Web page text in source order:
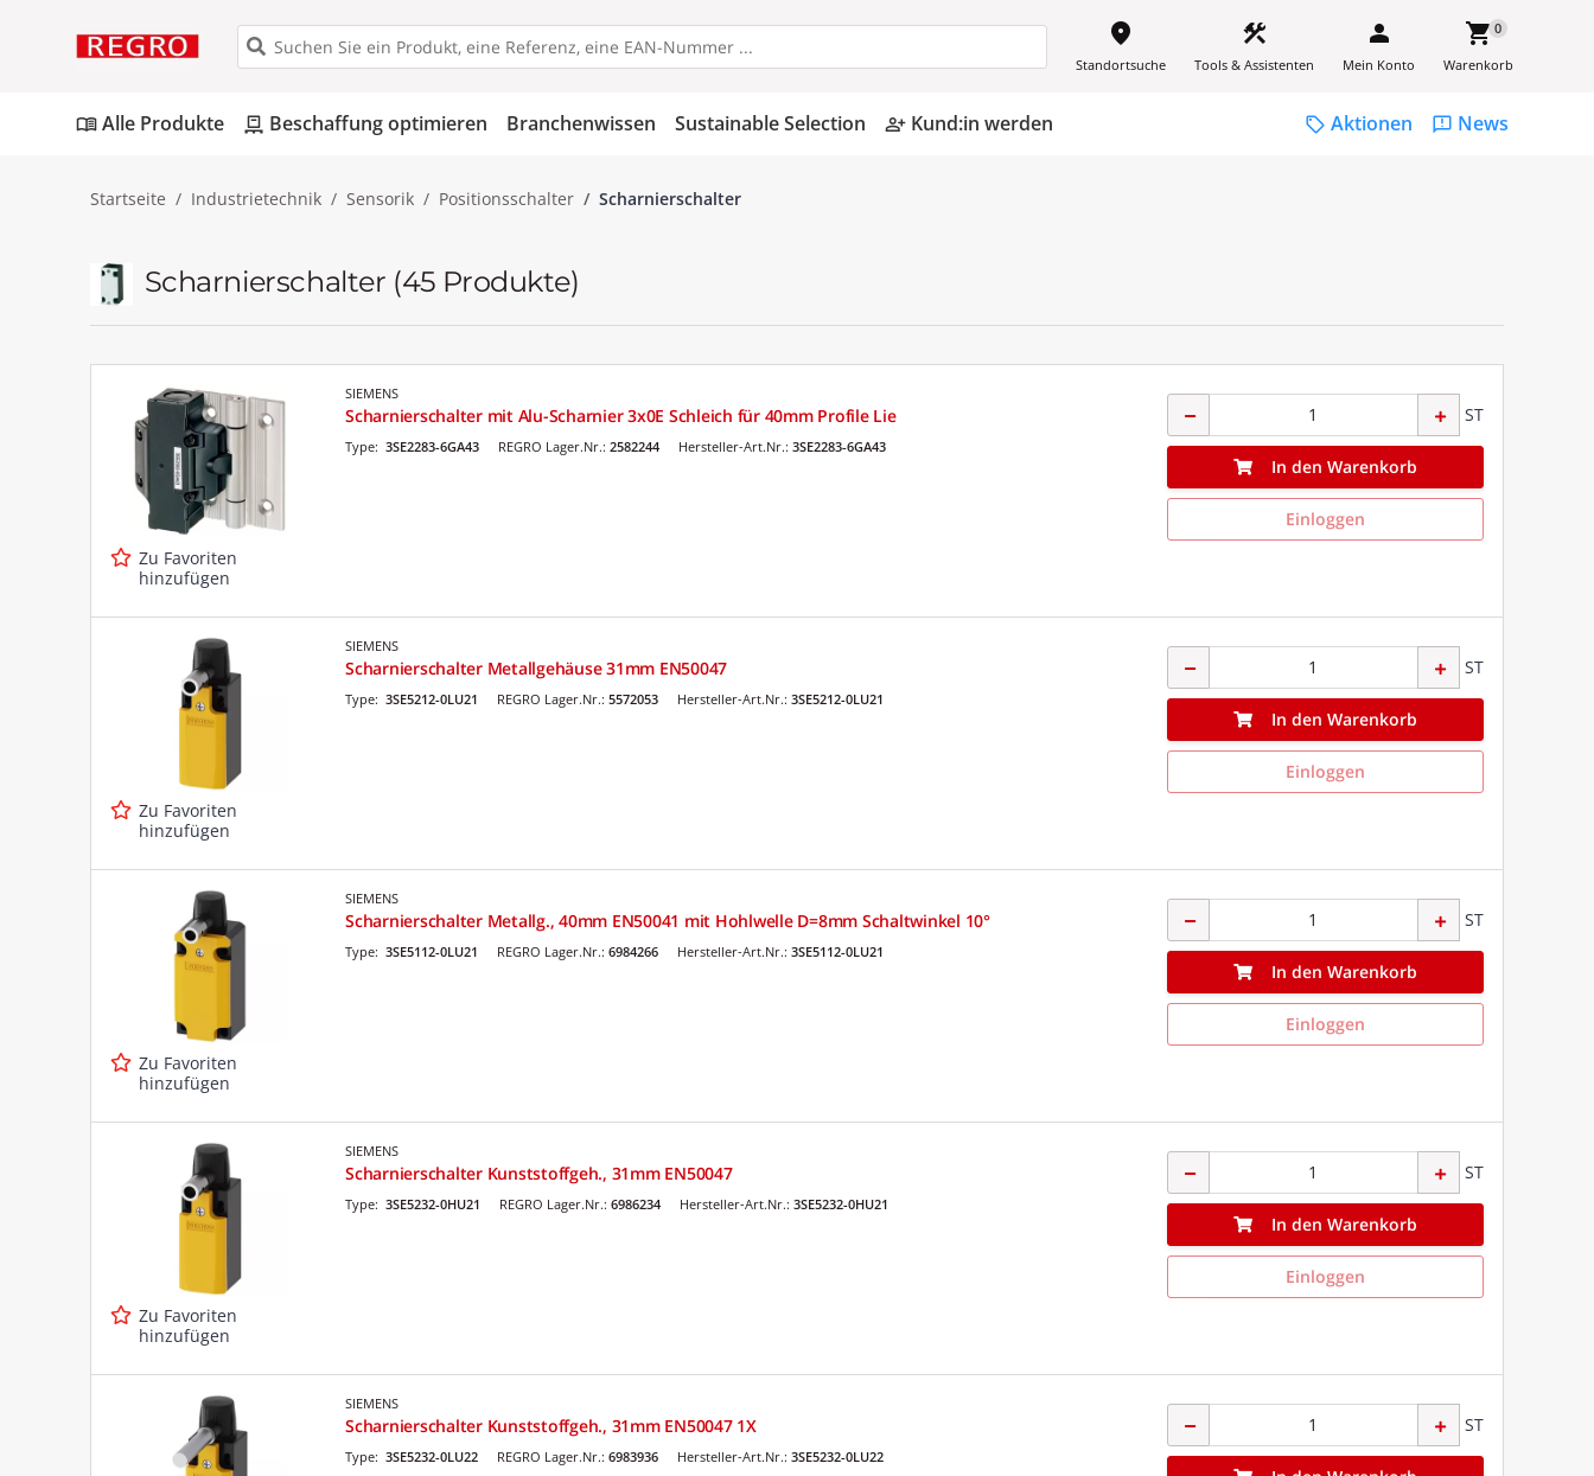
place
Standortsuche
construction
Tools & Assistenten
person
Mein Konto
shopping_cart0
Warenkorb
menu_bookAlle Produkte pallet Beschaffung optimieren Branchenwissen Sustainable Selection person_add_alt Kund:in werden sell Aktionen feedback News
Startseite Industrietechnik Sensorik Positionsschalter Scharnierschalter
Scharnierschalter (45 Produkte)
Zu Favoriten
hinzufügen
SIEMENS
Scharnierschalter mit Alu-Scharnier 3x0E Schleich für 40mm Profile Lie
REGRO Lager.Nr.: 2582244
Type: 3SE2283-6GA43 Hersteller-Art.Nr.: 3SE2283-6GA43
ST
In den Warenkorb
Einloggen
Zu Favoriten
hinzufügen
SIEMENS
Scharnierschalter Metallgehäuse 31mm EN50047
REGRO Lager.Nr.: 5572053
Type: 3SE5212-0LU21 Hersteller-Art.Nr.: 3SE5212-0LU21
ST
In den Warenkorb
Einloggen
Zu Favoriten
hinzufügen
SIEMENS
Scharnierschalter Metallg., 40mm EN50041 mit Hohlwelle D=8mm Schaltwinkel 10°
REGRO Lager.Nr.: 6984266
Type: 3SE5112-0LU21 Hersteller-Art.Nr.: 3SE5112-0LU21
ST
In den Warenkorb
Einloggen
Zu Favoriten
hinzufügen
SIEMENS
Scharnierschalter Kunststoffgeh., 31mm EN50047
REGRO Lager.Nr.: 6986234
Type: 3SE5232-0HU21 Hersteller-Art.Nr.: 3SE5232-0HU21
ST
In den Warenkorb
Einloggen
SIEMENS
Scharnierschalter Kunststoffgeh., 31mm EN50047 1X
REGRO Lager.Nr.: 6983936
Type: 3SE5232-0LU22 Hersteller-Art.Nr.: 3SE5232-0LU22
ST